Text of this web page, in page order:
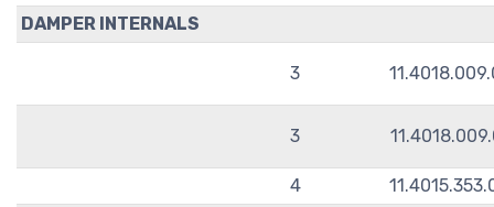
DAMPER INTERNALS
3
3
4